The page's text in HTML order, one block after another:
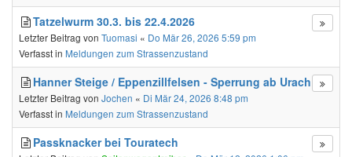
Tatzelwurm 30.3. bis 22.4.2026
Letzter Beitrag von Tuomasi « Do Mär 26, 2026 5:59 pm
Verfasst in Meldungen zum Strassenzustand
Hanner Steige / Eppenzillfelsen - Sperrung ab Urach
Letzter Beitrag von Jochen « Di Mär 24, 2026 8:48 pm
Verfasst in Meldungen zum Strassenzustand
Passknacker bei Touratech